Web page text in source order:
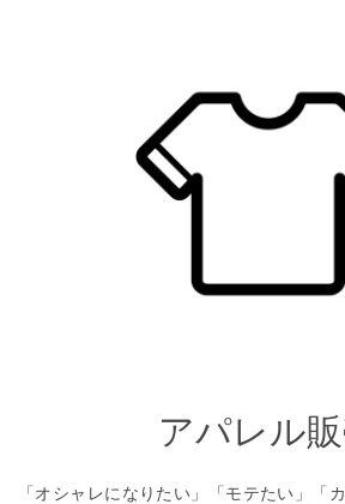
アパレル
「オシャレになりたい」「モテたい」「